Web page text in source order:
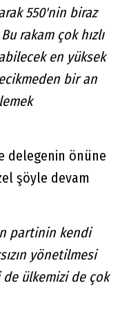
550'nin biraz
rakam çok hızlı
en yüksek
bir an
delegenin önüne
şöyle devam
partinin kendi
yönetilmesi
ülkemizi de çok